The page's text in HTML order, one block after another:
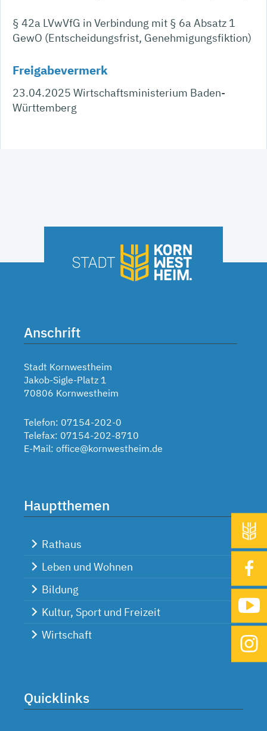
§ 42a LVwVfG in Verbindung mit § 6a Absatz 1
GewO (Entscheidungsfrist, Genehmigungsfiktion)
Freigabevermerk
23.04.2025 Wirtschaftsministerium Baden-
Württemberg
Anschrift
Stadt Kornwestheim
Jakob-Sigle-Platz 1
70806 Kornwestheim
Telefon: 07154-202-0
Telefax: 07154-202-8710
E-Mail: office@kornwestheim.de
Hauptthemen
Rathaus
Leben und Wohnen
Bildung
Kultur, Sport und Freizeit
Wirtschaft
Quicklinks